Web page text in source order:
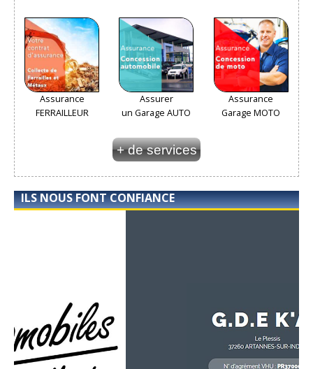
Assurance
FERRAILLEUR
Assurer
un Garage AUTO
Assurance
Garage MOTO
+ de services
ILS NOUS FONT CONFIANCE